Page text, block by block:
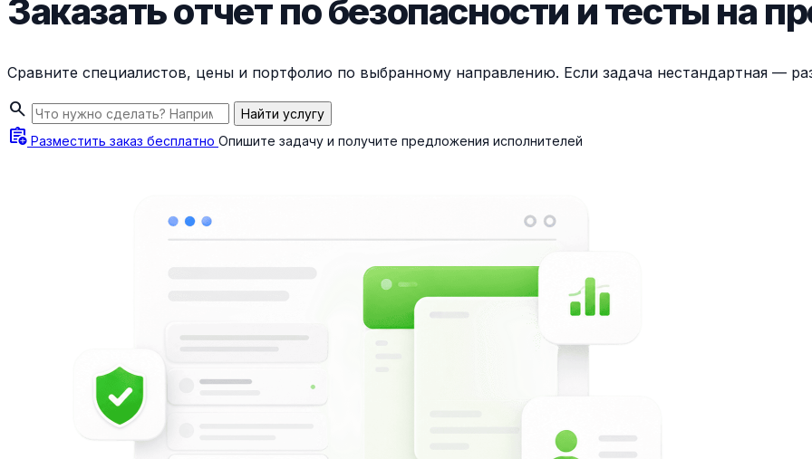
Заказать отчет по безопасности и тесты на
Сравните специалистов, цены и портфолио по выбранному направлению. Если задача нестандартная —
search Найти услугу
assignment_add Разместить заказ бесплатно Опишите задачу и получите предложения исполнителей